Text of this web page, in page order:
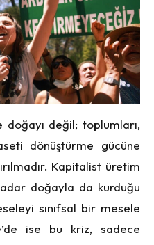
değil; toplumları,
dönüştürme gücüne
Kapitalist üretim
doğayla da kurduğu
sınıfsal bir mesele
ise bu kriz, sadece